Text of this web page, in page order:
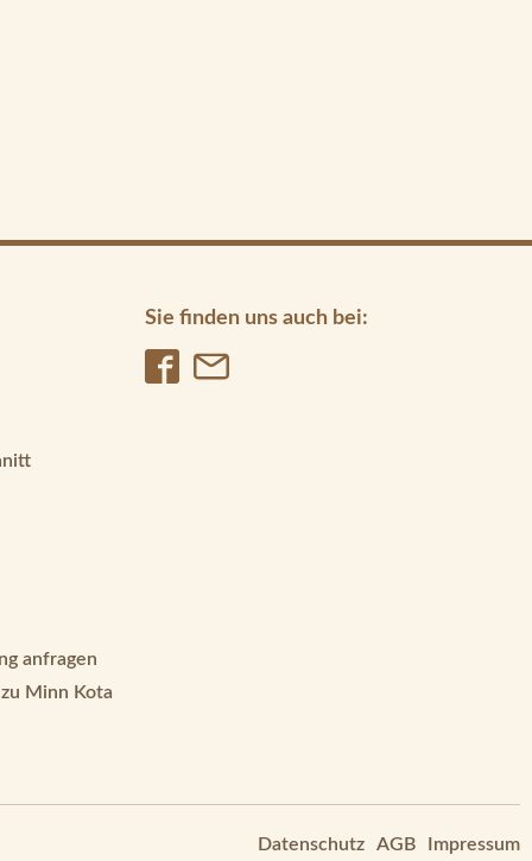
Sie finden uns auch bei:
anfragen
Minn Kota
Datenschutz AGB Impressum